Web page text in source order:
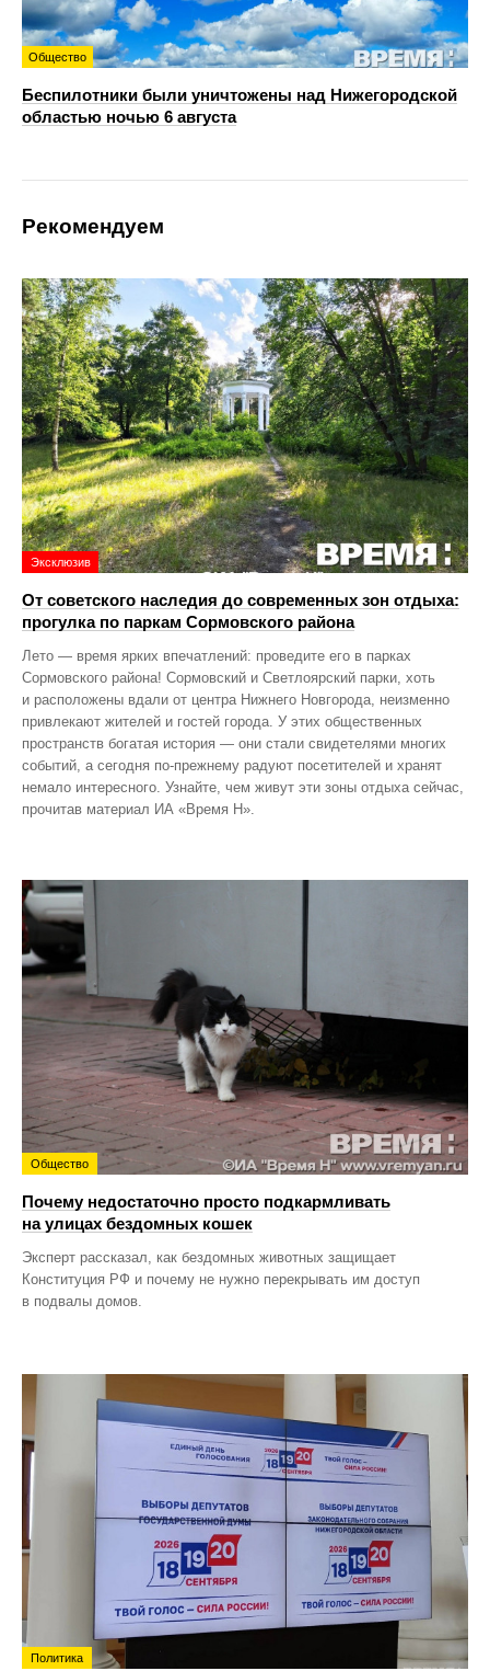
Общество
Беспилотники были уничтожены над Нижегородской
областью ночью 6 августа
Рекомендуем
Эксклюзив
От советского наследия до современных зон отдыха:
прогулка по паркам Сормовского района
Лето — время ярких впечатлений: проведите его в парках
Сормовского района! Сормовский и Светлоярский парки, хоть
и расположены вдали от центра Нижнего Новгорода, неизменно
привлекают жителей и гостей города. У этих общественных
пространств богатая история — они стали свидетелями многих
событий, а сегодня по‑прежнему радуют посетителей и хранят
немало интересного. Узнайте, чем живут эти зоны отдыха сейчас,
прочитав материал ИА «Время Н».
Общество
Почему недостаточно просто подкармливать
на улицах бездомных кошек
Эксперт рассказал, как бездомных животных защищает
Конституция РФ и почему не нужно перекрывать им доступ
в подвалы домов.
Политика